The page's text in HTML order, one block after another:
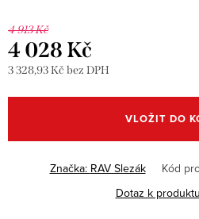
4 913 Kč
4 028 Kč
3 328,93 Kč bez DPH
cena:
VLOŽIT DO
Značka: RAV Slezák Kód
Dotaz k produktu